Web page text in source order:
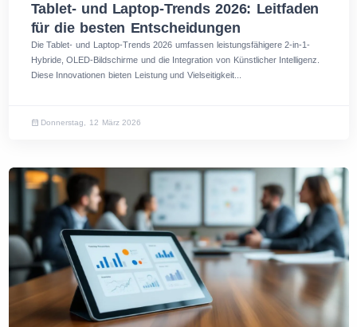
Tablet- und Laptop-Trends 2026: Leitfaden
für die besten Entscheidungen
Die Tablet- und Laptop-Trends 2026 umfassen leistungsfähigere 2-in-1-
Hybride, OLED-Bildschirme und die Integration von Künstlicher Intelligenz.
Diese Innovationen bieten Leistung und Vielseitigkeit...
Donnerstag, 12 März 2026